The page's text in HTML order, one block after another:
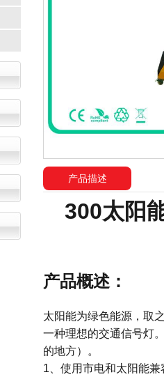
产品描述
300太阳
产品概述：
太阳能为绿色能源，取
一种理想的交通信号灯
的地方）。
1、使用市电和太阳能兼